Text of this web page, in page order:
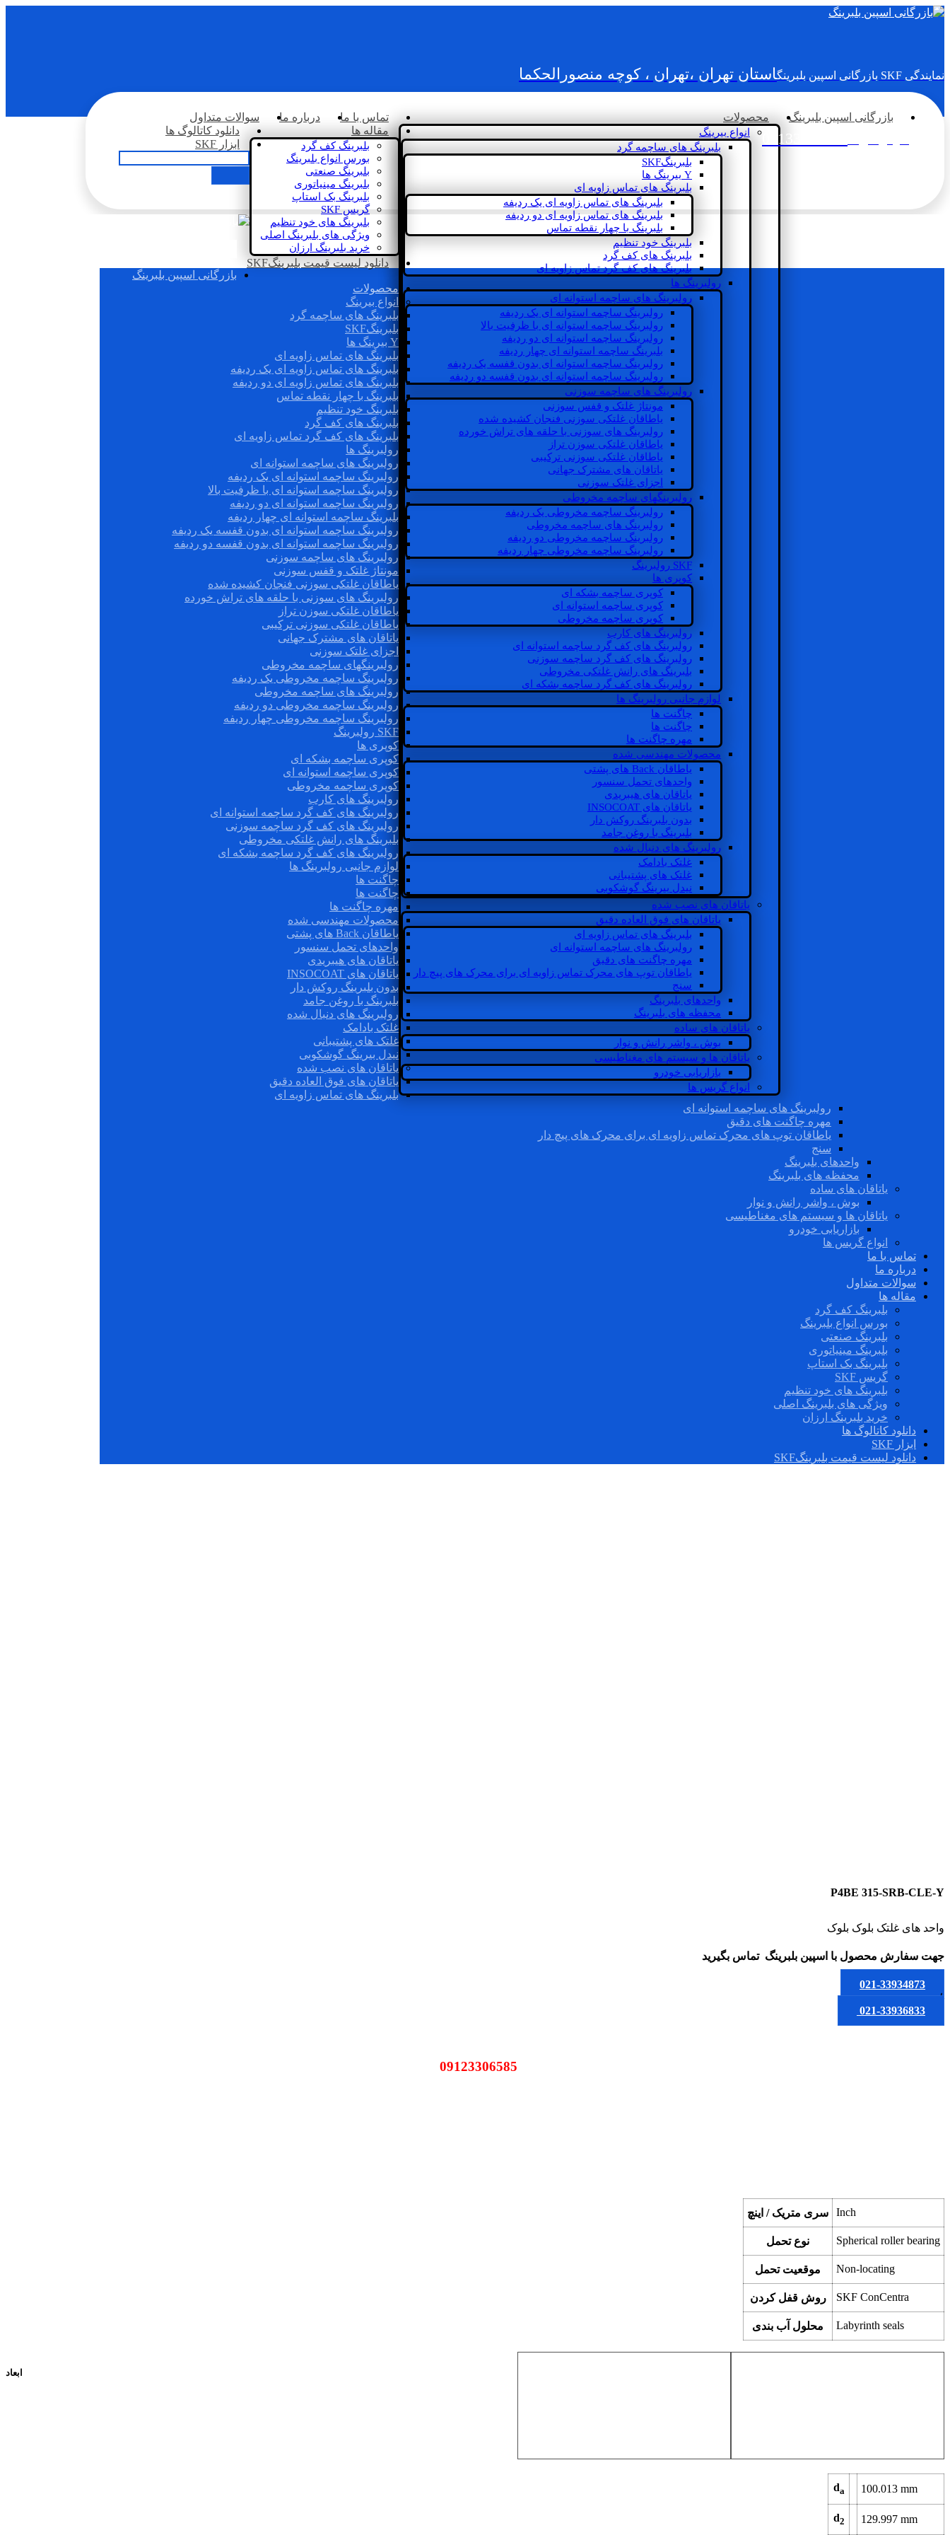
نمایندگی SKF بازرگانی اسپین بلبرینگ استان تهران ،تهران ، کوچه منصورالحکما
02133936833
بازرگانی اسپین بلبرینگ محصولات
انواع بیرینگ
بلبرینگ های ساچمه گرد
بلبرینگSKF
Y بیرینگ ها
بلبرینگ های تماس زاویه ای
بلبرینگ های تماس زاویه ای یک ردیفه
بلبرینگ های تماس زاویه ای دو ردیفه
بلبرینگ با چهار نقطه تماس
بلبرینگ خود تنظیم
بلبرینگ های کف گرد
بلبرینگ های کف گرد تماس زاویه ای
رولبرینگ ها
رولبرینگ های ساچمه استوانه ای
رولبرینگ ساچمه استوانه ای یک ردیفه
رولبرینگ ساچمه استوانه ای با ظرفیت بالا
رولبرینگ ساچمه استوانه ای دو ردیفه
بلبرینگ ساچمه استوانه ای چهار ردیفه
رولبرینگ ساچمه استوانه ای بدون قفسه یک ردیفه
رولبرینگ ساچمه استوانه ای بدون قفسه دو ردیفه
رولبرینگ های ساچمه سوزنی
مونتاژ غلتک و قفس سوزنی
یاطاقان غلتکی سوزنی فنجان کشیده شده
رولبرینگ های سوزنی با حلقه های تراش خورده
یاطاقان غلتکی سوزن تراز
یاطاقان غلتکی سوزنی ترکیبی
یاتاقان های مشترک جهانی
اجزای غلتک سوزنی
رولبرینگهای ساچمه مخروطی
رولبرینگ ساچمه مخروطی یک ردیفه
رولبرینگ های ساچمه مخروطی
رولبرینگ ساچمه مخروطی دو ردیفه
رولبرینگ ساچمه مخروطی چهار ردیفه
SKF رولبرینگ
کوپری ها
کوپری ساچمه بشکه ای
کوپری ساچمه استوانه ای
کوپری ساچمه مخروطی
رولبرینگ های کارب
رولبرینگ های کف گرد ساچمه استوانه ای
رولبرینگ های کف گرد ساچمه سوزنی
بلبرینگ های رانش غلتکی مخروطی
رولبرینگ های کف گرد ساچمه بشکه ای
لوازم جانبی رولبرینگ ها
چاگنت ها
چاگنت ها
مهره چاگنت ها
محصولات مهندسی شده
یاطاقان Back های پشتی
واحدهای تحمل سنسور
یاتاقان های هیبریدی
یاتاقان های INSOCOAT
بدون بلبرینگ روکش دار
بلبرینگ با روغن جامد
رولبرینگ های دنبال شده
غلتک بادامک
غلتک های پشتیبانی
نیدل بیرینگ گوشکوبی
یاتاقان های نصب شده
یاتاقان های فوق العاده دقیق
بلبرینگ های تماس زاویه ای
رولبرینگ های ساچمه استوانه ای
مهره چاگنت های دقیق
یاطاقان توپ های محرک تماس زاویه ای برای محرک های پیچ دار
سنج
واحدهای بلبرینگ
محفظه های بلبرینگ
یاتاقان های ساده
بوش ، واشر رانش و نوار
یاتاقان ها و سیستم های مغناطیسی
بازاریابی خودرو
انواع گریس ها
تماس با ما درباره ما
سوالات متداول
مقاله ها
بلبرینگ کف گرد
بورس انواع بلبرینگ
بلبرینگ صنعتی
بلبرینگ مینیاتوری
بلبرینگ بک استاپ
گریس SKF
بلبرینگ های خود تنظیم
ویژگی های بلبرینگ اصلی
خرید بلبرینگ ارزان
دانلود کاتالوگ ها
ابزار SKF
دانلود لیست قیمت بلبرینگSKF
بازرگانی اسپین بلبرینگ
محصولات
انواع بیرینگ
بلبرینگ های ساچمه گرد
بلبرینگSKF
Y بیرینگ ها
بلبرینگ های تماس زاویه ای
بلبرینگ های تماس زاویه ای یک ردیفه
بلبرینگ های تماس زاویه ای دو ردیفه
بلبرینگ با چهار نقطه تماس
بلبرینگ خود تنظیم
بلبرینگ های کف گرد
بلبرینگ های کف گرد تماس زاویه ای
رولبرینگ ها
رولبرینگ های ساچمه استوانه ای
رولبرینگ ساچمه استوانه ای یک ردیفه
رولبرینگ ساچمه استوانه ای با ظرفیت بالا
رولبرینگ ساچمه استوانه ای دو ردیفه
بلبرینگ ساچمه استوانه ای چهار ردیفه
رولبرینگ ساچمه استوانه ای بدون قفسه یک ردیفه
رولبرینگ ساچمه استوانه ای بدون قفسه دو ردیفه
رولبرینگ های ساچمه سوزنی
مونتاژ غلتک و قفس سوزنی
یاطاقان غلتکی سوزنی فنجان کشیده شده
رولبرینگ های سوزنی با حلقه های تراش خورده
یاطاقان غلتکی سوزن تراز
یاطاقان غلتکی سوزنی ترکیبی
یاتاقان های مشترک جهانی
اجزای غلتک سوزنی
رولبرینگهای ساچمه مخروطی
رولبرینگ ساچمه مخروطی یک ردیفه
رولبرینگ های ساچمه مخروطی
رولبرینگ ساچمه مخروطی دو ردیفه
رولبرینگ ساچمه مخروطی چهار ردیفه
SKF رولبرینگ
کوپری ها
کوپری ساچمه بشکه ای
کوپری ساچمه استوانه ای
کوپری ساچمه مخروطی
رولبرینگ های کارب
رولبرینگ های کف گرد ساچمه استوانه ای
رولبرینگ های کف گرد ساچمه سوزنی
بلبرینگ های رانش غلتکی مخروطی
رولبرینگ های کف گرد ساچمه بشکه ای
لوازم جانبی رولبرینگ ها
چاگنت ها
چاگنت ها
مهره چاگنت ها
محصولات مهندسی شده
یاطاقان Back های پشتی
واحدهای تحمل سنسور
یاتاقان های هیبریدی
یاتاقان های INSOCOAT
بدون بلبرینگ روکش دار
بلبرینگ با روغن جامد
رولبرینگ های دنبال شده
غلتک بادامک
غلتک های پشتیبانی
نیدل بیرینگ گوشکوبی
یاتاقان های نصب شده
یاتاقان های فوق العاده دقیق
بلبرینگ های تماس زاویه ای
رولبرینگ های ساچمه استوانه ای
مهره چاگنت های دقیق
یاطاقان توپ های محرک تماس زاویه ای برای محرک های پیچ دار
سنج
واحدهای بلبرینگ
محفظه های بلبرینگ
یاتاقان های ساده
بوش ، واشر رانش و نوار
یاتاقان ها و سیستم های مغناطیسی
بازاریابی خودرو
انواع گریس ها
تماس با ما
درباره ما
سوالات متداول
مقاله ها
بلبرینگ کف گرد
بورس انواع بلبرینگ
بلبرینگ صنعتی
بلبرینگ مینیاتوری
بلبرینگ بک استاپ
گریس SKF
بلبرینگ های خود تنظیم
ویژگی های بلبرینگ اصلی
خرید بلبرینگ ارزان
دانلود کاتالوگ ها
ابزار SKF
دانلود لیست قیمت بلبرینگSKF
P4BE 315-SRB-CLE-Y
واحد های غلتک بلوک بلوک
جهت سفارش محصول با اسپین بلبرینگ تماس بگیرید
021-33934873
یا
021-33936833
سری متریک / اینچ Inch
نوع تحمل Spherical roller bearing
موقعیت تحمل Non-locating
روش قفل کردن SKF ConCentra
محلول آب بندی Labyrinth seals
ابعاد
da 100.013 mm
d2 129.997 mm